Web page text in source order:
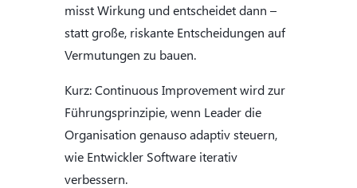
misst Wirkung und entscheidet dann –
statt große, riskante Entscheidungen auf
Vermutungen zu bauen.
Kurz: Continuous Improvement wird zur
Führungsprinzipie, wenn Leader die
Organisation genauso adaptiv steuern,
wie Entwickler Software iterativ
verbessern.